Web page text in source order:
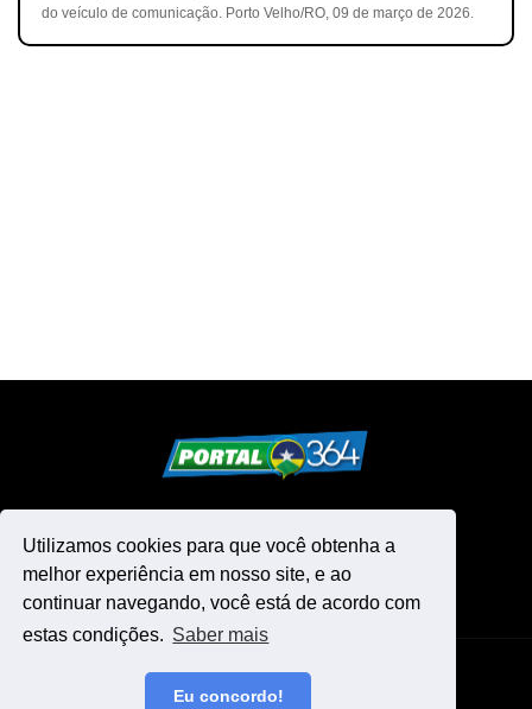
Utilizamos cookies para que você obtenha a
melhor experiência em nosso site, e ao
continuar navegando, você está de acordo com
estas condições. Saber mais
Eu concordo!
do veículo de comunicação. Porto Velho/RO, 09 de março de 2026.
Blogger Templates